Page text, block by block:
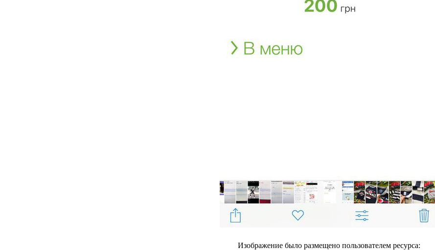
Изображение было размещено пользователем ресурса: